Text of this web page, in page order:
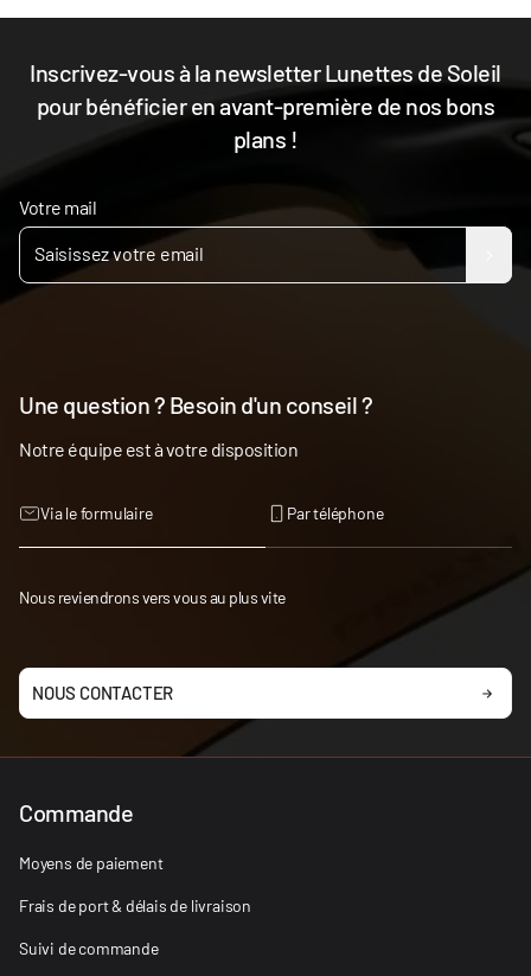
Inscrivez-vous à la newsletter Lunettes de Soleil
pour bénéficier en avant-première de nos bons
plans !
Votre mail
Une question ? Besoin d'un conseil ?
Notre équipe est à votre disposition
Via le formulaire Par téléphone
Nous reviendrons vers vous au plus vite
NOUS CONTACTER
Commande
Moyens de paiement
Frais de port & délais de livraison
Suivi de commande